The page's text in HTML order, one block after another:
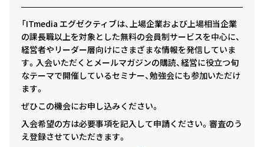
「ITmedia エグゼクティブは、上場企業および上場相当企業
の課長職以上を対象とした無料の会員制サービスを中心に、
経営者やリーダー層向けにさまざまな情報を発信していま
す。入会いただくとメールマガジンの購読、経営に役立つ旬
なテーマで開催しているセミナー、勉強会にも参加いただけ
ます。
ぜひこの機会にお申し込みください。
入会希望の方は必要事項を記入して申請ください。審査のう
え登録させていただきます。